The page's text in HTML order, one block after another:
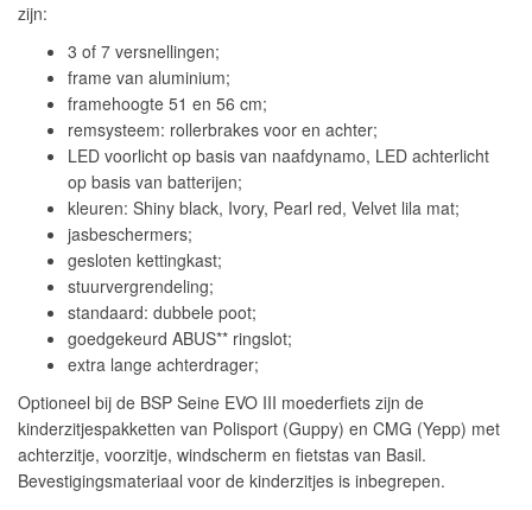
zijn:
3 of 7 versnellingen;
frame van aluminium;
framehoogte 51 en 56 cm;
remsysteem: rollerbrakes voor en achter;
LED voorlicht op basis van naafdynamo, LED achterlicht
op basis van batterijen;
kleuren: Shiny black, Ivory, Pearl red, Velvet lila mat;
jasbeschermers;
gesloten kettingkast;
stuurvergrendeling;
standaard: dubbele poot;
goedgekeurd ABUS** ringslot;
extra lange achterdrager;
Optioneel bij de BSP Seine EVO III moederfiets zijn de
kinderzitjespakketten van Polisport (Guppy) en CMG (Yepp) met
achterzitje, voorzitje, windscherm en fietstas van Basil.
Bevestigingsmateriaal voor de kinderzitjes is inbegrepen.